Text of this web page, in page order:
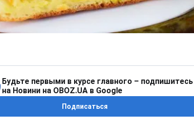
Будьте первыми в курсе главного – подпишитесь
на Новини на OBOZ.UA в Google
Подписаться